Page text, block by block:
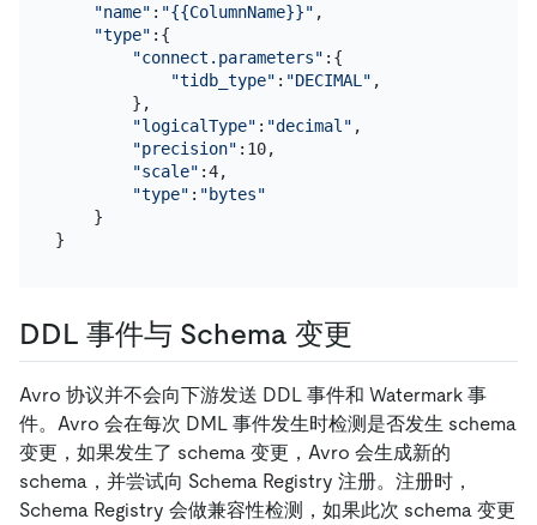
"name" : "{{ColumnName}}" ,
"type" :{
"connect.parameters" :{
"tidb_type" : "DECIMAL" ,
        },
"logicalType" : "decimal" ,
"precision" :10,
"scale" :4,
"type" : "bytes"
    }
DDL 事件与 Schema 变更
Avro 协议并不会向下游发送 DDL 事件和 Watermark 事
件。Avro 会在每次 DML 事件发生时检测是否发生 schema
变更，如果发生了 schema 变更，Avro 会生成新的
schema，并尝试向 Schema Registry 注册。注册时，
Schema Registry 会做兼容性检测，如果此次 schema 变更